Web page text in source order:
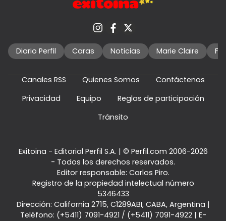
Diario Perfil Caras Noticias Marie Claire
Canales RSS Quienes Somos
Contáctenos
Privacidad
Equipo
Reglas de participación
Tránsito
Exitoina - Editorial Perfil S.A. | © Perfil.com 2006-2026
- Todos los derechos reservados.
Editor responsable: Carlos Piro.
Registro de la propiedad intelectual número
5346433
Dirección: California 2715, C1289ABI, CABA, Argentina |
Teléfono: (+5411) 7091-4921 / (+5411) 7091-4922| E-